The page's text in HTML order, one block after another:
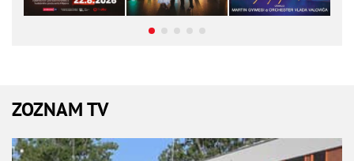
ZOZNAM TV